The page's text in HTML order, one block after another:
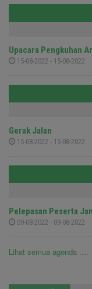
Upacara Pengkuhan
15-08-2022 - 15-08-2022
Gerak Jalan
15-08-2022 - 15-08-2022
Pelepasan Peserta
09-08-2022 - 09-08-2022
Lihat semua agenda ....